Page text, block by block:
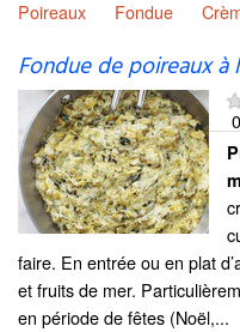
Poireaux
Fondue
Fondue de poireaux
faire. En entrée ou en plat
et fruits de mer.
en période de fêtes (Noël,...